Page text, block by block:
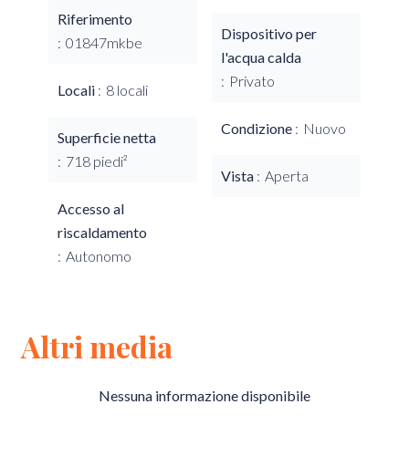
Riferimento
01847mkbe
Locali 8 locali
Superficie netta
718 piedi²
Accesso al
riscaldamento
Autonomo
Dispositivo per
l'acqua calda
Privato
Condizione Nuovo
Vista Aperta
Altri media
Nessuna informazione disponibile